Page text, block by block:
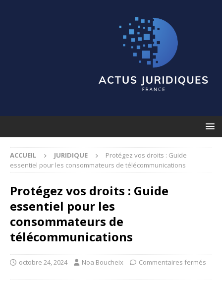
ACCUEIL JURIDIQUE
Protégez vos droits : Guide
essentiel pour les consommateurs de télécommunications
Protégez vos droits : Guide
essentiel pour les
consommateurs de
télécommunications
octobre 24, 2024 Noa Boucheix Commentaires fermés